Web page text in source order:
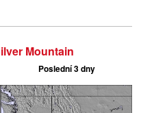
Mountain
Poslední 3 dny